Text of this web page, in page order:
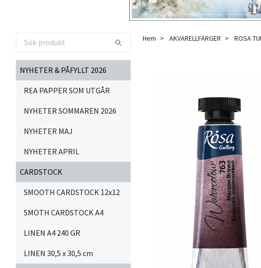
NYHETER & PÅFYLLT 2026
REA PAPPER SOM UTGÅR
NYHETER SOMMAREN 2026
NYHETER MAJ
NYHETER APRIL
CARDSTOCK
SMOOTH CARDSTOCK 12x12
SMOTH CARDSTOCK A4
LINEN A4 240 GR
LINEN 30,5 x 30,5 cm
Hem AKVARELLFÄRGER ROSA